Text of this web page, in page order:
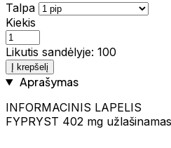
Talpa
Kiekis
Likutis sandėlyje: 100
Į krepšelį
Aprašymas
INFORMACINIS LAPELIS
FYPRYST 402 mg